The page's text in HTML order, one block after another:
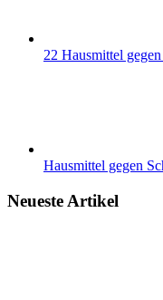
22 Hausmittel
Hausmittel gegen
Neueste Artikel